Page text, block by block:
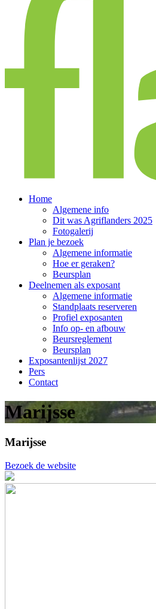
Home
Algemene info
Dit was Agriflanders 2025
Fotogalerij
Plan je bezoek
Algemene informatie
Hoe er geraken?
Beursplan
Deelnemen als exposant
Algemene informatie
Standplaats reserveren
Profiel exposanten
Info op- en afbouw
Beursreglement
Beursplan
Exposantenlijst 2027
Pers
Contact
Marijsse
Marijsse
Bezoek de website